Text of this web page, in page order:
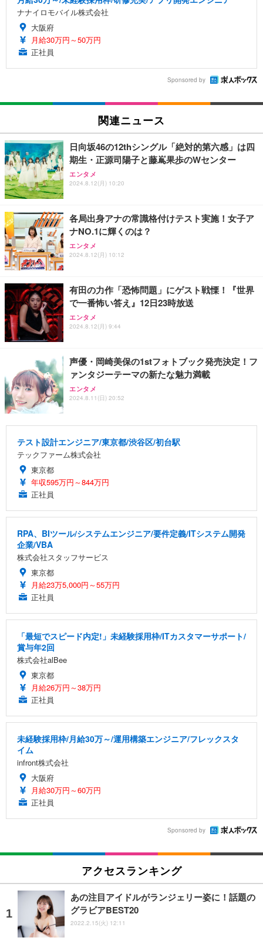
ナナイロモバイル株式会社
大阪府
月給30万円～50万円
正社員
Sponsored by
関連ニュース
日向坂46の12thシングル「絶対的第六感」は四
期生・正源司陽子と藤嶌果歩のWセンター
エンタメ
2024.8.12(月) 10:20
各局出身アナの常識格付けテスト実施！女子ア
ナNO.1に輝くのは？
エンタメ
2024.8.12(月) 10:12
有田の力作「恐怖問題」にゲスト戦慄！『世界
で一番怖い答え』12日23時放送
エンタメ
2024.8.12(月) 9:44
声優・岡崎美保の1stフォトブック発売決定！フ
ァンタジーテーマの新たな魅力満載
エンタメ
2024.8.11(日) 20:52
テスト設計エンジニア/東京都/渋谷区/初台駅
テックファーム株式会社
東京都
年収595万円～844万円
正社員
RPA、BIツール/システムエンジニア/要件定義/ITシステム開発
企業/VBA
株式会社スタッフサービス
東京都
月給23万5,000円～55万円
正社員
「最短でスピード内定!」未経験採用枠/ITカスタマーサポート/
賞与年2回
株式会社alBee
東京都
月給26万円～38万円
正社員
未経験採用枠/月給30万～/運用構築エンジニア/フレックスタ
イム
infront株式会社
大阪府
月給30万円～60万円
正社員
Sponsored by
アクセスランキング
あの注目アイドルがランジェリー姿に！話題の
グラビアBEST20
2022.2.15(火) 12:11